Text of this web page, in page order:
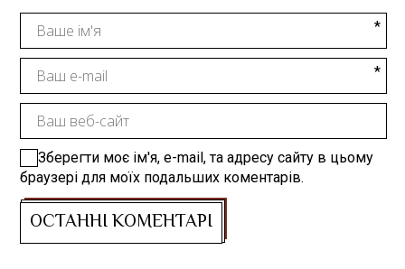
Зберегти моє ім'я, e-mail, та адресу сайту в цьому
браузері для моїх подальших коментарів.